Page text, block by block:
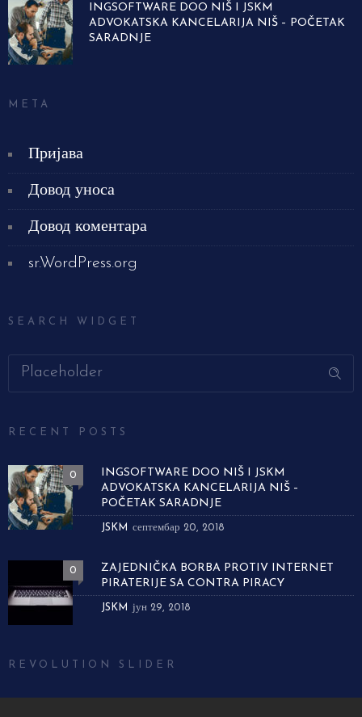
INGSOFTWARE DOO NIŠ I JSKM
ADVOKATSKA KANCELARIJA NIŠ – POČETAK
SARADNJE
META
Пријава
Довод уноса
Довод коментара
sr.WordPress.org
SEARCH WIDGET
RECENT POSTS
0
INGSOFTWARE DOO NIŠ I JSKM
ADVOKATSKA KANCELARIJA NIŠ –
POČETAK SARADNJE
JSKM септембар 20, 2018
0
ZAJEDNIČKA BORBA PROTIV INTERNET
PIRATERIJE SA CONTRA PIRACY
JSKM јун 29, 2018
REVOLUTION SLIDER